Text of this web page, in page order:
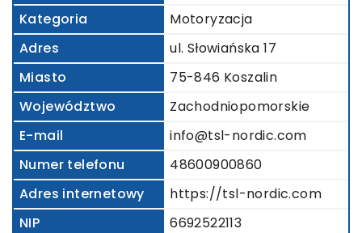
Kategoria
Motoryzacja
Adres
ul. Słowiańska 17
Miasto
75-846 Koszalin
Województwo
Zachodniopomorskie
E-mail
info@tsl-nordic.com
Numer telefonu
48600900860
Adres internetowy
https://tsl-nordic.com
NIP
6692522113